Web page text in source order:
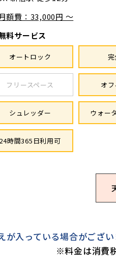
額費：33,000円 ～
料サービス
オートロック
フリースペース オ
シュレッダー ウォー
時間365日利用可
入っている場合がござい
※料金は消費